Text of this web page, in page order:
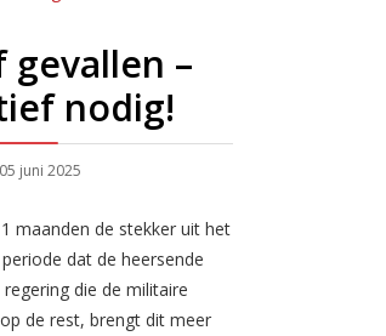
gevallen –
nodig!
05 juni 2025
maanden de stekker uit het
dat de heersende
die de militaire
de rest, brengt dit meer